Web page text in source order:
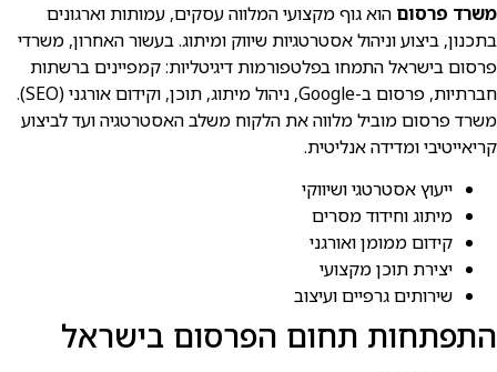
משרד פרסום הוא גוף מקצועי המלווה עסקים, עמותות וארגונים
בתכנון, ביצוע וניהול אסטרטגיות שיווק ומיתוג. בעשור האחרון, משרדי
פרסום בישראל התמחו בפלטפורמות דיגיטליות: קמפיינים ברשתות
חברתיות, פרסום ב-Google, ניהול מיתוג, תוכן, וקידום אורגני (SEO).
משרד פרסום מוביל מלווה את הלקוח משלב האסטרטגיה ועד לביצוע
קריאייטיבי ומדידה אנליטית.
ייעוץ אסטרטגי ושיווקי
מיתוג וחידוד מסרים
קידום ממומן ואורגני
יצירת תוכן מקצועי
שירותים גרפיים ועיצוב
התפתחות תחום הפרסום בישראל